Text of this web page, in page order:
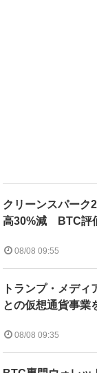
クリーンスパーク
高30%減 BTC評
08/08 09:55
トランプ・メデ
との仮想通貨事業
08/08 09:35